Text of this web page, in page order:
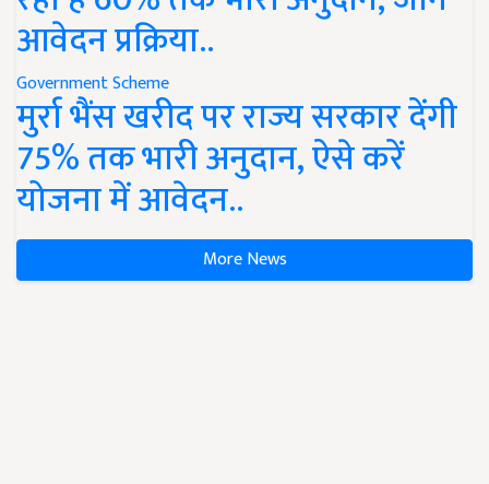
आवेदन प्रक्रिया..
Government Scheme
मुर्रा भैंस खरीद पर राज्य सरकार देंगी
75% तक भारी अनुदान, ऐसे करें
योजना में आवेदन..
More News